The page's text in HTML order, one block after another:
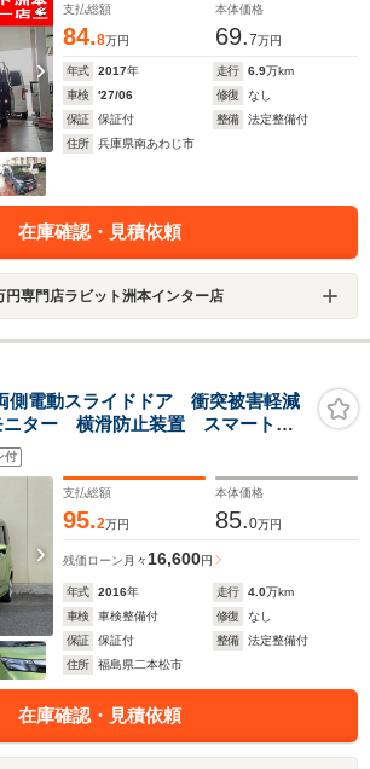
支払総額
84.8万円
本体価格
69.7万円
年式 2017年 走行 6.9万km
車検
'27/06 修復
なし
保証
保証付 整備
法定整備付
住所
兵庫県南あわじ市
在庫確認・見積依頼
円専門店ラビット洲本インター店
電動スライドドア 衝突被害軽減
ター 横滑防止装置 スマートキ
ール
付
支払総額
95.2万円
本体価格
85.0万円
残価ローン 月々 16,600円
年式 2016年 走行 4.0万km
車検
車検整備付 修復
なし
保証
保証付 整備
法定整備付
住所
福島県二本松市
在庫確認・見積依頼